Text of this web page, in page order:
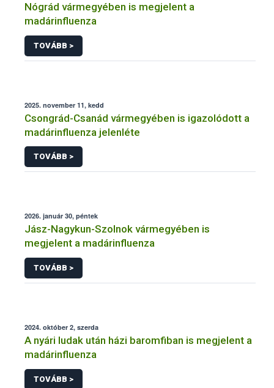
Nógrád vármegyében is megjelent a
madárinfluenza
TOVÁBB >
2025. november 11, kedd
Csongrád-Csanád vármegyében is igazolódott a
madárinfluenza jelenléte
TOVÁBB >
2026. január 30, péntek
Jász-Nagykun-Szolnok vármegyében is
megjelent a madárinfluenza
TOVÁBB >
2024. október 2, szerda
A nyári ludak után házi baromfiban is megjelent a
madárinfluenza
TOVÁBB >